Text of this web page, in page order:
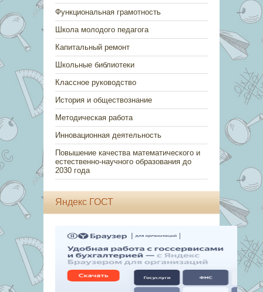
Функциональная грамотность
Школа молодого педагога
Капитальный ремонт
Школьные библиотеки
Классное руководство
История и обществознание
Методическая работа
Инновационная деятельность
Повышение качества математического и
естественно-научного образования до
2030 года
Яндекс ГОСТ